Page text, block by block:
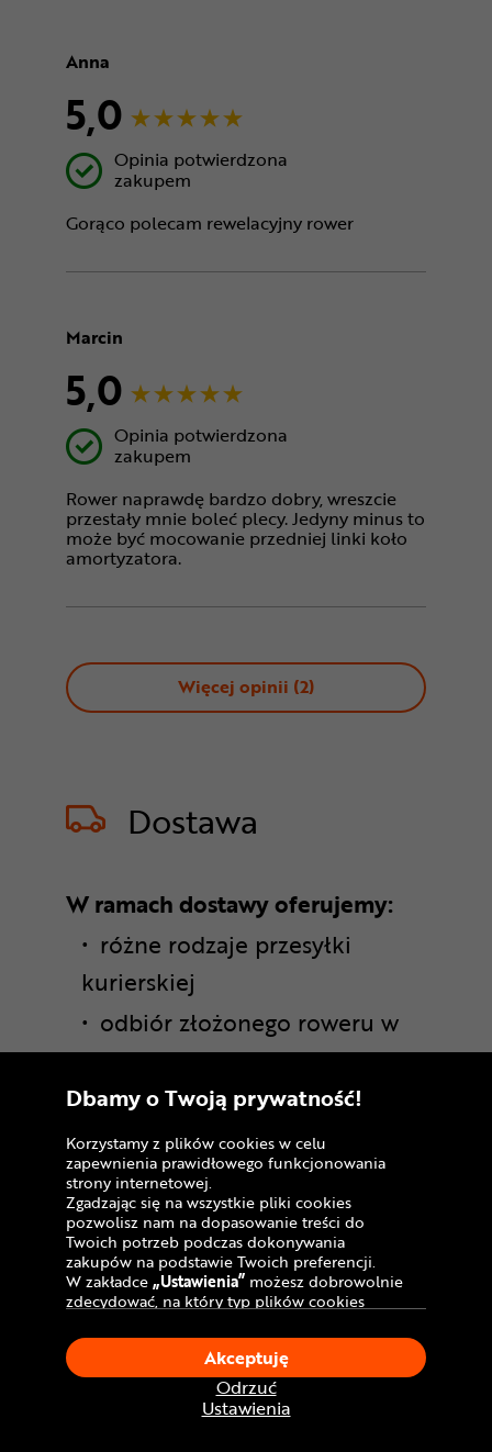
Anna
5,0
Opinia potwierdzona
zakupem
Gorąco polecam rewelacyjny rower
Marcin
5,0
Opinia potwierdzona
zakupem
Rower naprawdę bardzo dobry, wreszcie
przestały mnie boleć plecy. Jedyny minus to
może być mocowanie przedniej linki koło
amortyzatora.
Więcej opinii (2)
Dostawa
W ramach dostawy oferujemy:
różne rodzaje przesyłki
kurierskiej
odbiór złożonego roweru w
punkcie(czas złożenia: do 3 dni
roboczych).
Rowerki biegowe nie podlegają
usłudze „wstępnego złożenia” oraz
„całkowitego montażu z odbiorem w
punkcie”. Dodatkowo rowerki
biegowe, a także dziecięce w
rozmiarach 12-, 14- i 16 cali nie są
dostarczane w ramach usługi „roweru
gotowego do jazdy”. Dostępne dla
wybranego modelu metody dostawy
Dbamy o Twoją prywatność!
Korzystamy z plików cookies w celu
zapewnienia prawidłowego funkcjonowania
strony internetowej.
Zgadzając się na wszystkie pliki cookies
pozwolisz nam na dopasowanie treści do
Twoich potrzeb podczas dokonywania
zakupów na podstawie Twoich preferencji.
W zakładce„Ustawienia” możesz dobrowolnie
zdecydować, na który typ plików cookies
Klikając„Akceptuję”, wyrażasz zgodę na
stosowanie ciasteczek zgodnie z ustawieniami
Twojej przeglądarki.
W dowolnym momencie, możesz dokonać
zmiany swojego wyboru klikając opcję
Ustawienia
Odrzuć
Akceptuję